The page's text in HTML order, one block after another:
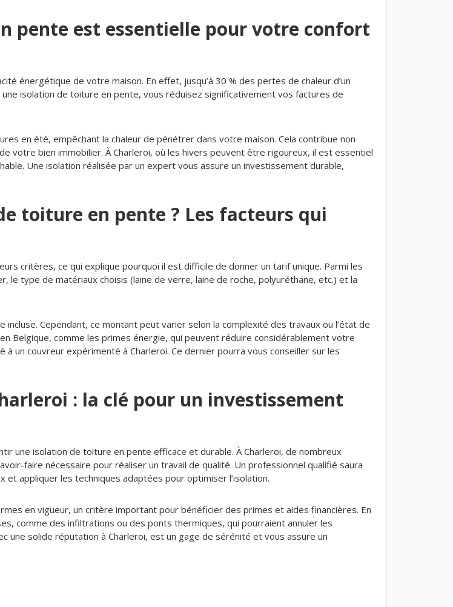
pente est essentielle pour votre confort
énergétique de votre maison. En effet, jusqu’à 30 % des pertes de chaleur d’un
isolation de toiture en pente, vous réduisez significativement vos factures de
en été, empêchant la chaleur de pénétrer dans votre maison. Cela contribue non
votre bien immobilier. À Charleroi, où les hivers peuvent être rigoureux, il est essentiel
Une isolation réalisée par un expert vous assure un investissement durable,
toiture en pente ? Les facteurs qui
critères, ce qui explique pourquoi il est difficile de donner un tarif unique. Parmi les
le type de matériaux choisis (laine de verre, laine de roche, polyuréthane, etc.) et la
Cependant, ce montant peut varier selon la complexité des travaux ou l’état de
Belgique, comme les primes énergie, qui peuvent réduire considérablement votre
un couvreur expérimenté à Charleroi. Ce dernier pourra vous conseiller sur les
: la clé pour un investissement
une isolation de toiture en pente efficace et durable. À Charleroi, de nombreux
faire nécessaire pour réaliser un travail de qualité. Un professionnel qualifié saura
appliquer les techniques adaptées pour optimiser l’isolation.
en vigueur, un critère important pour bénéficier des primes et aides financières. En
comme des infiltrations ou des ponts thermiques, qui pourraient annuler les
une solide réputation à Charleroi, est un gage de sérénité et vous assure un